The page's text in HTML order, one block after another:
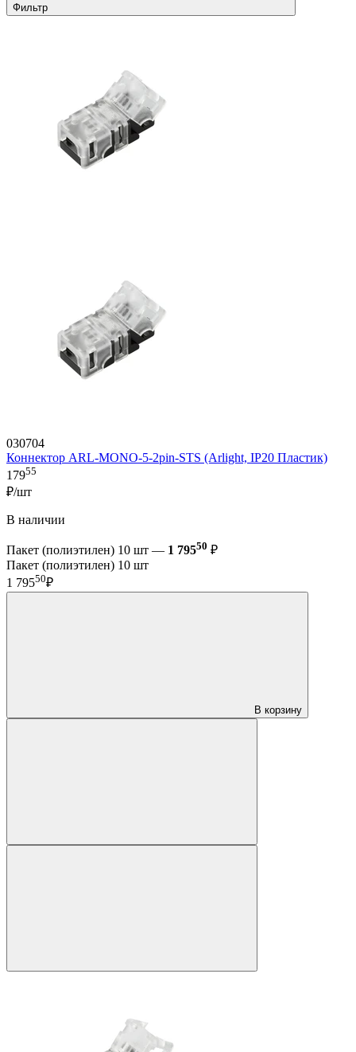
Фильтр
030704
Коннектор ARL-MONO-5-2pin-STS (Arlight, IP20 Пластик)
17955
₽/шт
В наличии
Пакет (полиэтилен) 10 шт — 1 79550 ₽
Пакет (полиэтилен) 10 шт
1 79550₽
В корзину